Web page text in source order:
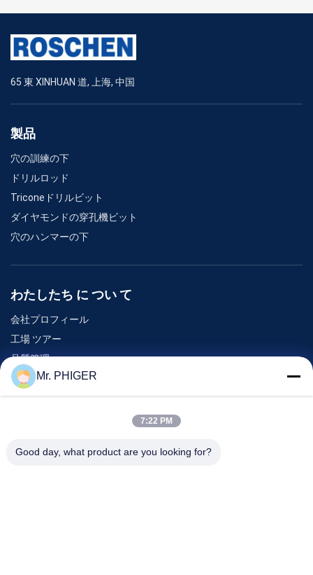
65 東 XINHUAN 道, 上海, 中国
製品
穴の訓練の下
ドリルロッド
Triconeドリルビット
ダイヤモンドの穿孔機ビット
穴のハンマーの下
わたしたち に つい て
会社プロフィール
工場 ツアー
品質管理
地図
連絡 ください
イベント
Mr. PHIGER
7:22 PM
Good day, what product are you looking for?